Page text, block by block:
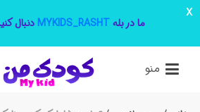
ما در بلهMYKIDS_RASHT دنبال
x
منو